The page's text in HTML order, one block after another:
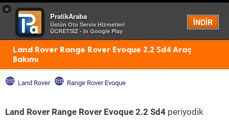
×
PratikAraba
Üstün Oto Servis Hizmetleri
ÜCRETSİZ - In Google Play
İNDİR
Menü
Land Rover Range Rover Evoque 2.2 Sd4 Araç
Bakımı
Land Rover Range Rover Evoque
Land Rover Range Rover Evoque 2.2 Sd4 periyodik